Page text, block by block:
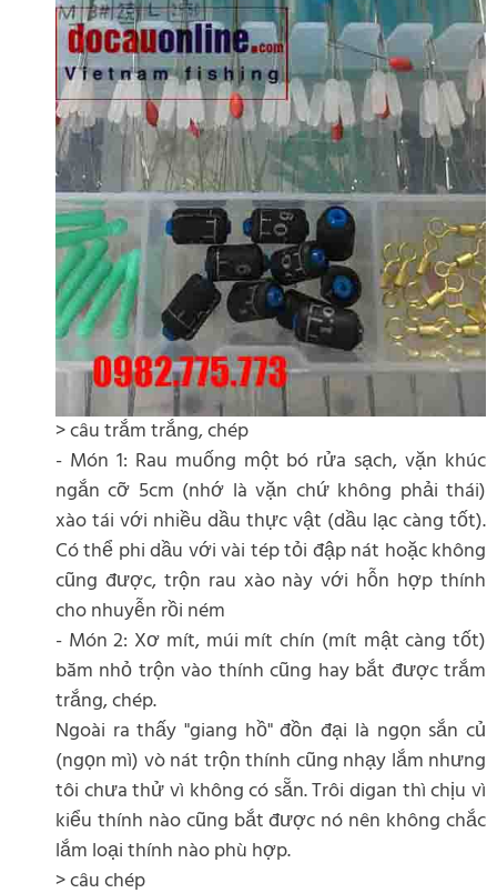
> câu trắm trắng, chép
- Món 1: Rau muống một bó rửa sạch, vặn khúc
ngắn cỡ 5cm (nhớ là vặn chứ không phải thái)
xào tái với nhiều dầu thực vật (dầu lạc càng tốt).
Có thể phi dầu với vài tép tỏi đập nát hoặc không
cũng được, trộn rau xào này với hỗn hợp thính
cho nhuyễn rồi ném
- Món 2: Xơ mít, múi mít chín (mít mật càng tốt)
băm nhỏ trộn vào thính cũng hay bắt được trắm
trắng, chép.
Ngoài ra thấy "giang hồ" đồn đại là ngọn sắn củ
(ngọn mì) vò nát trộn thính cũng nhạy lắm nhưng
tôi chưa thử vì không có sẵn. Trôi digan thì chịu vì
kiểu thính nào cũng bắt được nó nên không chắc
lắm loại thính nào phù hợp.
> câu chép